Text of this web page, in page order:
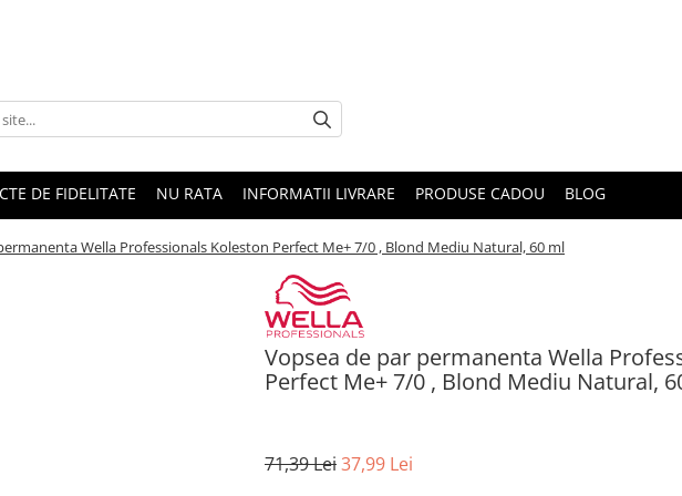
DE FIDELITATE NU RATA INFORMATII LIVRARE PRODUSE CADOU BLOG
Wella Professionals Koleston Perfect Me+ 7/0 , Blond Mediu Natural, 60 ml
Vopsea de par permanenta Wella
Perfect Me+ 7/0 , Blond Mediu Natural,
71,39 Lei37,99 Lei